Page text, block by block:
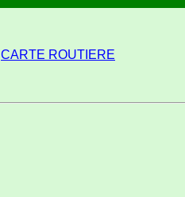
CARTE ROUTIERE